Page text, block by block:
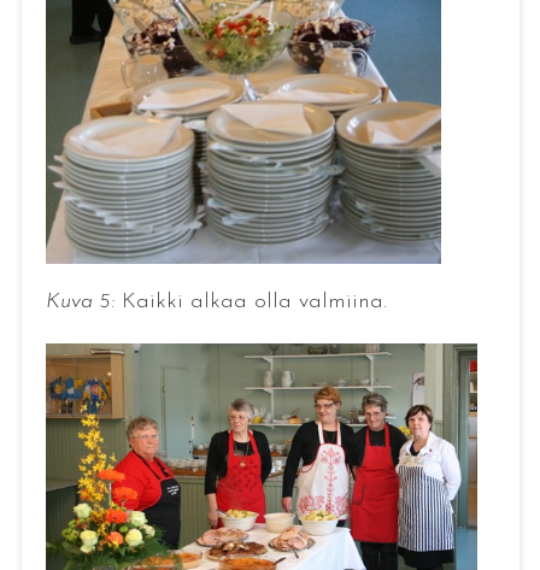
Kuva 5:Kaikki alkaa olla valmiina.